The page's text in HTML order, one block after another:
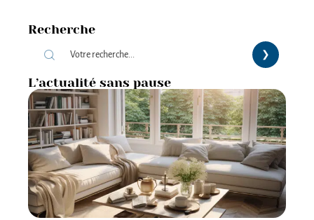
Recherche
L’actualité sans pause